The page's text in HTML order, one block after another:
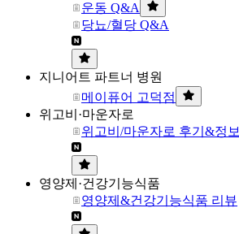
운동 Q&A
당뇨/혈당 Q&A
지니어트 파트너 병원
메이퓨어 고덕점
위고비·마운자로
위고비/마운자로 후기&정보
영양제·건강기능식품
영양제&건강기능식품 리뷰